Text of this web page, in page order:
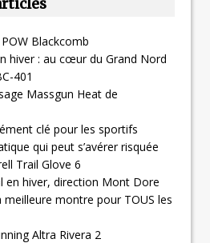
Blackcomb
hiver : au cœur du Grand Nord
401
Massgun Heat de
clé pour les sportifs
qui peut s’avérer risquée
Trail Glove 6
en hiver, direction Mont Dore
meilleure montre pour TOUS les
Altra Rivera 2